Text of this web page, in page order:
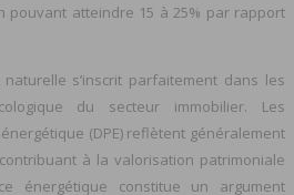
pouvant atteindre 15 à 25% par rapport
s’inscrit parfaitement dans les
du secteur immobilier. Les
(DPE) reflètent généralement
à la valorisation patrimoniale
énergétique constitue un argument